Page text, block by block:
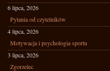
6 lipca, 2026
Pytania od czytelników
4 lipca, 2026
Motywacja i psychologia sportu
3 lipca, 2026
Zgorzelec